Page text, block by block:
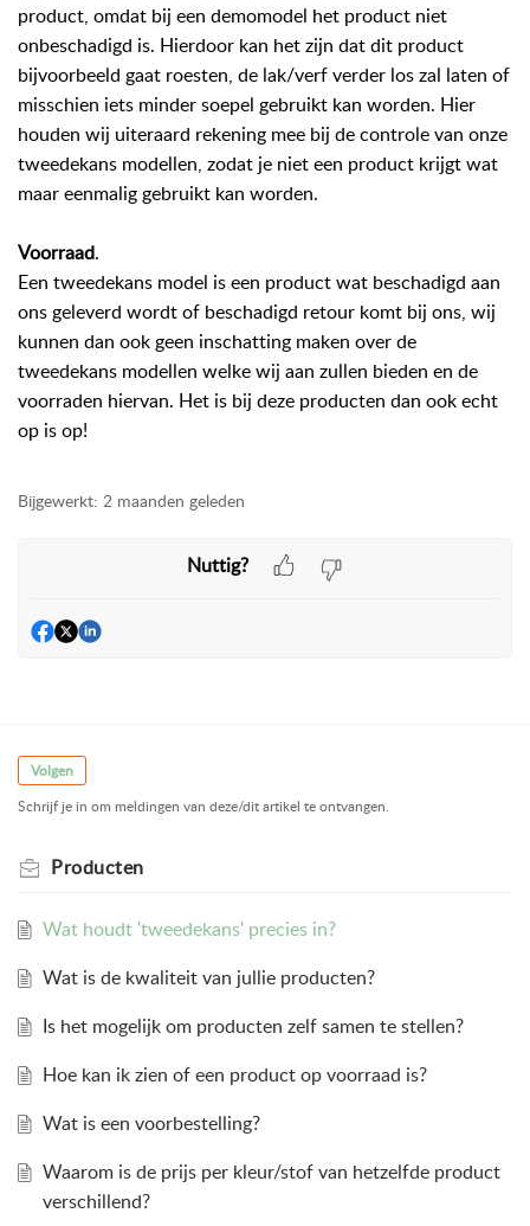
product, omdat bij een demomodel het product niet
onbeschadigd is. Hierdoor kan het zijn dat dit product
bijvoorbeeld gaat roesten, de lak/verf verder los zal laten of
misschien iets minder soepel gebruikt kan worden. Hier
houden wij uiteraard rekening mee bij de controle van onze
tweedekans modellen, zodat je niet een product krijgt wat
maar eenmalig gebruikt kan worden.
Voorraad.
Een tweedekans model is een product wat beschadigd aan
ons geleverd wordt of beschadigd retour komt bij ons, wij
kunnen dan ook geen inschatting maken over de
tweedekans modellen welke wij aan zullen bieden en de
voorraden hiervan. Het is bij deze producten dan ook echt
op is op!
Bijgewerkt: 2 maanden geleden
Nuttig?
Volgen
Schrijf je in om meldingen van deze/dit artikel te ontvangen.
Producten
Wat houdt 'tweedekans' precies in?
Wat is de kwaliteit van jullie producten?
Is het mogelijk om producten zelf samen te stellen?
Hoe kan ik zien of een product op voorraad is?
Wat is een voorbestelling?
Waarom is de prijs per kleur/stof van hetzelfde product
verschillend?